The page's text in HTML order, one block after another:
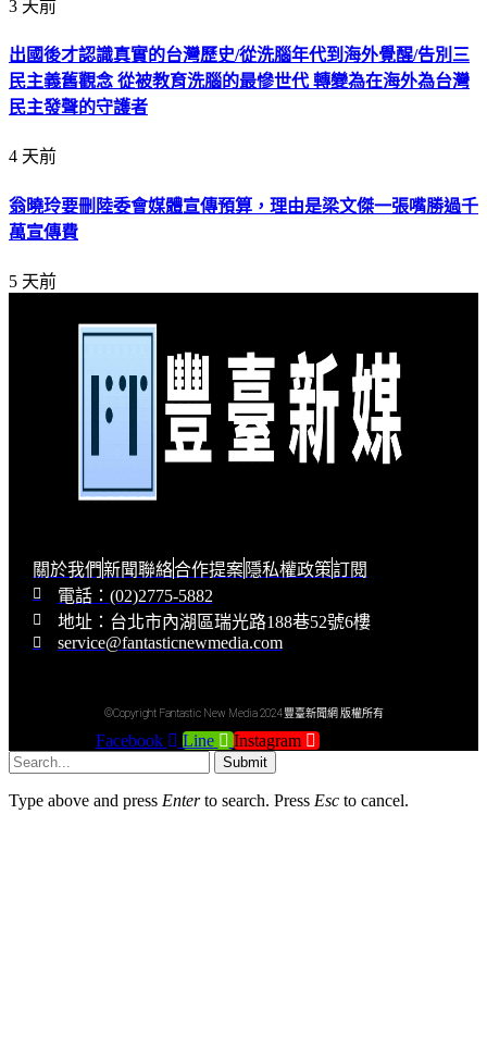
3 天前
出國後才認識真實的台灣歷史/從洗腦年代到海外覺醒/告別三
民主義舊觀念 從被教育洗腦的最慘世代 轉變為在海外為台灣
民主發聲的守護者
4 天前
翁曉玲要刪陸委會媒體宣傳預算，理由是梁文傑一張嘴勝過千
萬宣傳費
5 天前
關於我們新聞聯絡合作提案隱私權政策訂閱
電話：(02)2775-5882
地址：台北市內湖區瑞光路188巷52號6樓
service@fantasticnewmedia.com
©Copyright Fantastic New Media 2024 豐臺新聞網 版權所有
Facebook Line Instagram Youtube
Submit
Type above and press Enterto search. Press Esc to cancel.